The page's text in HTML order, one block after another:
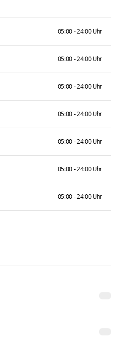
05:00 - 24:00 Uhr
05:00 - 24:00 Uhr
05:00 - 24:00 Uhr
05:00 - 24:00 Uhr
05:00 - 24:00 Uhr
05:00 - 24:00 Uhr
05:00 - 24:00 Uhr